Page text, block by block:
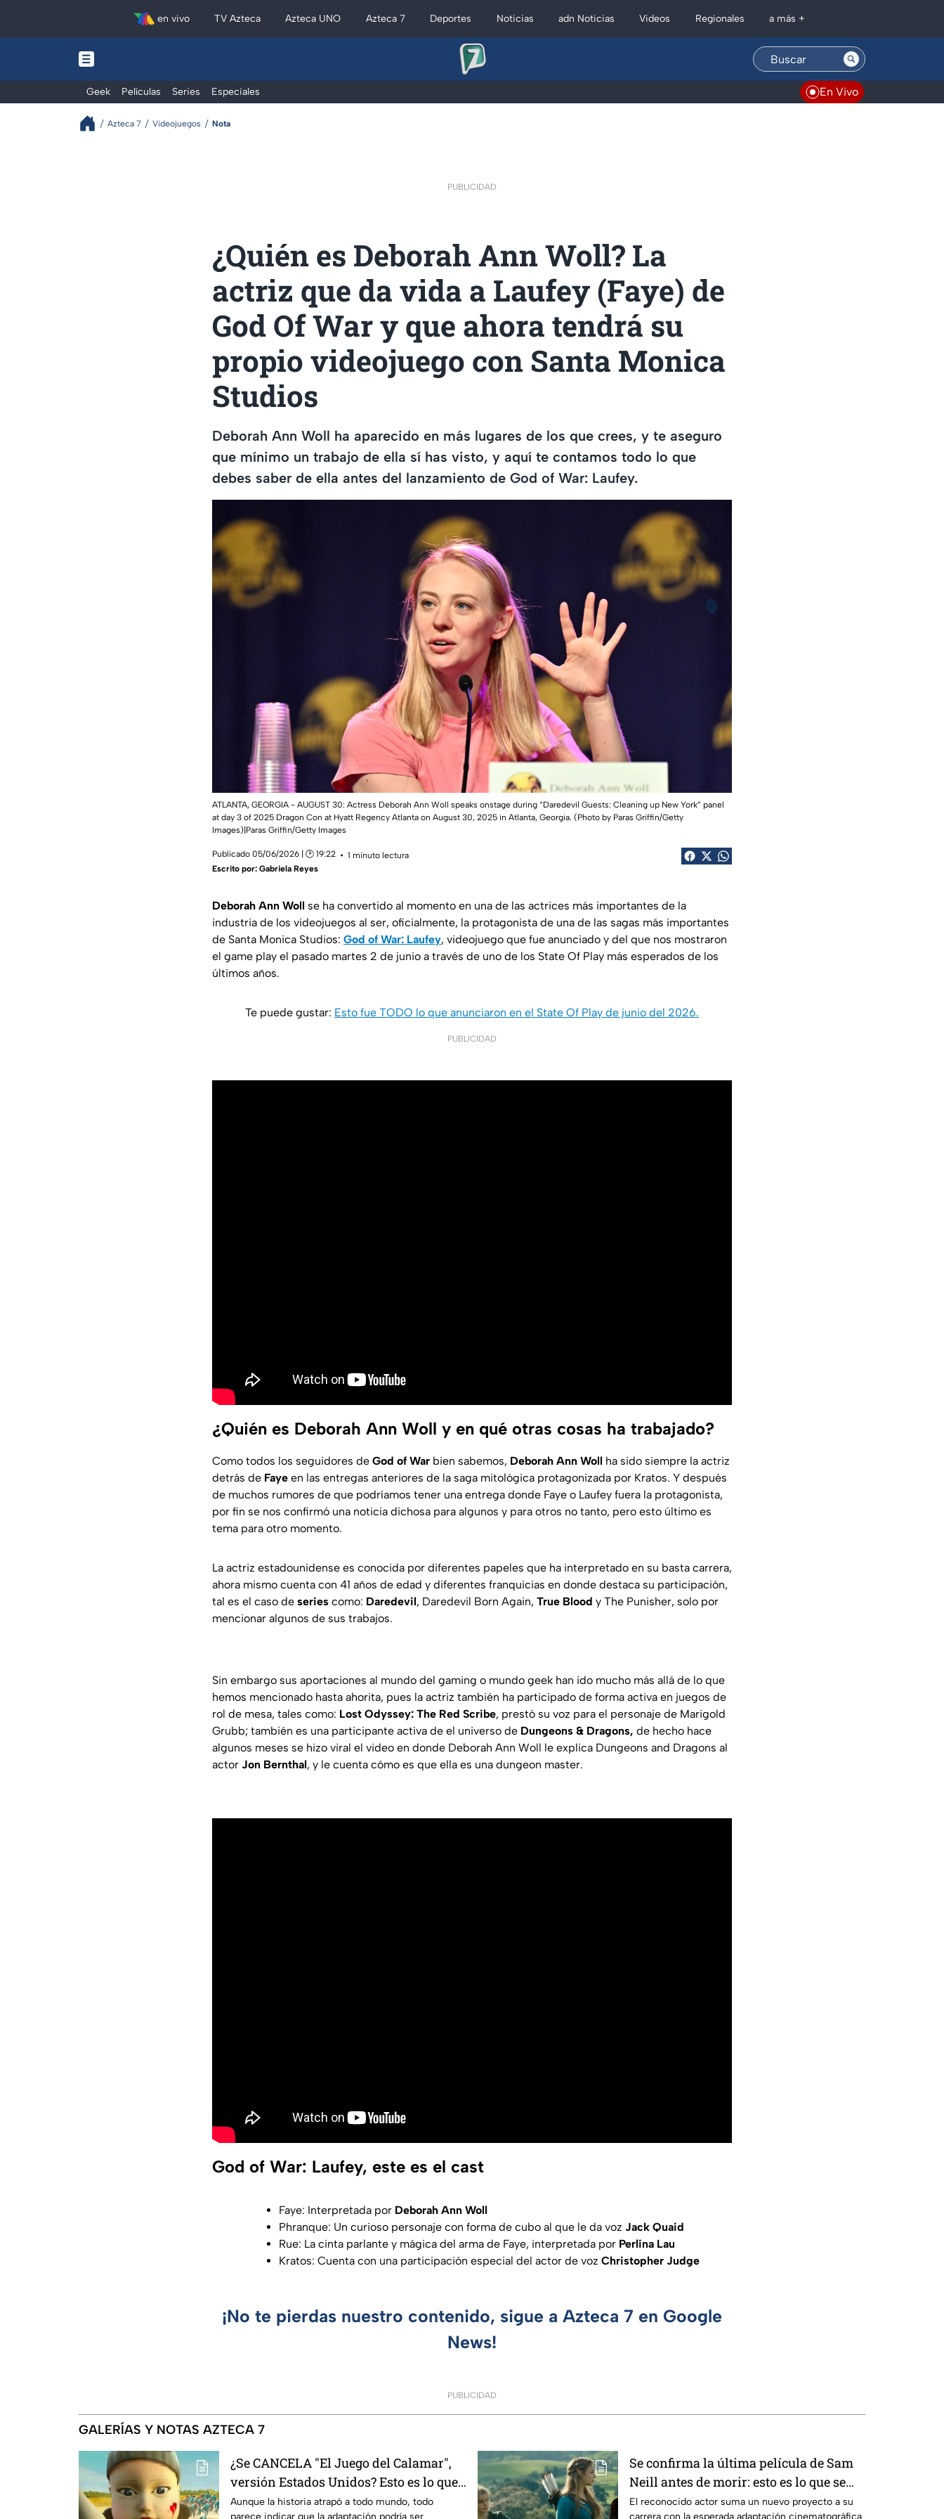
en vivo TV Azteca Azteca UNO Azteca 7 Deportes Noticias adn Noticias Videos Regionales a más +
Geek Películas Series Especiales En Vivo
Azteca 7 Videojuegos Nota
PUBLICIDAD
¿Quién es Deborah Ann Woll? La
actriz que da vida a Laufey (Faye) de
God Of War y que ahora tendrá su
propio videojuego con Santa Monica
Studios
Deborah Ann Woll ha aparecido en más lugares de los que crees, y te aseguro
que mínimo un trabajo de ella sí has visto, y aquí te contamos todo lo que
debes saber de ella antes del lanzamiento de God of War: Laufey.
ATLANTA, GEORGIA - AUGUST 30: Actress Deborah Ann Woll speaks onstage during “Daredevil Guests: Cleaning up New York” panel
at day 3 of 2025 Dragon Con at Hyatt Regency Atlanta on August 30, 2025 in Atlanta, Georgia. (Photo by Paras Griffin/Getty
Images)|Paras Griffin/Getty Images
Publicado 05/06/2026 | 🕑 19:22
1 minuto lectura
Escrito por: Gabriela Reyes
Deborah Ann Woll se ha convertido al momento en una de las actrices más importantes de la
industria de los videojuegos al ser, oficialmente, la protagonista de una de las sagas más importantes
de Santa Monica Studios: God of War: Laufey, videojuego que fue anunciado y del que nos mostraron
el game play el pasado martes 2 de junio a través de uno de los State Of Play más esperados de los
últimos años.
Te puede gustar: Esto fue TODO lo que anunciaron en el State Of Play de junio del 2026.
PUBLICIDAD
¿Quién es Deborah Ann Woll y en qué otras cosas ha trabajado?
Como todos los seguidores de God of War bien sabemos, Deborah Ann Woll ha sido siempre la actriz
detrás de Faye en las entregas anteriores de la saga mitológica protagonizada por Kratos. Y después
de muchos rumores de que podríamos tener una entrega donde Faye o Laufey fuera la protagonista,
por fin se nos confirmó una noticia dichosa para algunos y para otros no tanto, pero esto último es
tema para otro momento.
La actriz estadounidense es conocida por diferentes papeles que ha interpretado en su basta carrera,
ahora mismo cuenta con 41 años de edad y diferentes franquicias en donde destaca su participación,
tal es el caso de series como: Daredevil, Daredevil Born Again, True Blood y The Punisher, solo por
mencionar algunos de sus trabajos.
Sin embargo sus aportaciones al mundo del gaming o mundo geek han ido mucho más allá de lo que
hemos mencionado hasta ahorita, pues la actriz también ha participado de forma activa en juegos de
rol de mesa, tales como: Lost Odyssey: The Red Scribe, prestó su voz para el personaje de Marigold
Grubb; también es una participante activa de el universo de Dungeons & Dragons, de hecho hace
algunos meses se hizo viral el video en donde Deborah Ann Woll le explica Dungeons and Dragons al
actor Jon Bernthal, y le cuenta cómo es que ella es una dungeon master.
God of War: Laufey, este es el cast
Faye: Interpretada por Deborah Ann Woll
Phranque: Un curioso personaje con forma de cubo al que le da voz Jack Quaid
Rue: La cinta parlante y mágica del arma de Faye, interpretada por Perlina Lau
Kratos: Cuenta con una participación especial del actor de voz Christopher Judge
¡No te pierdas nuestro contenido, sigue a Azteca 7 en Google
News!
PUBLICIDAD
GALERÍAS Y NOTAS AZTECA 7
¿Se CANCELA "El Juego del Calamar",
versión Estados Unidos? Esto es lo que
se sabe al momento
Aunque la historia atrapó a todo mundo, todo
Se confirma la última película de Sam
Neill antes de morir: esto es lo que se
sabe hasta ahora
El reconocido actor suma un nuevo proyecto a su